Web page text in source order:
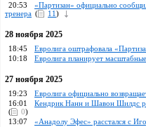
20:53
«Партизан» официально
тренера ( 11)
28 ноября 2025
18:45 Евролига оштрафовала
10:18
Евролига планирует
27 ноября 2025
19:23 Евролига официально
16:01
Кендрик Нанн и Шавон Шилдс
(
0)
13:07
«Анадолу Эфес» расстался c